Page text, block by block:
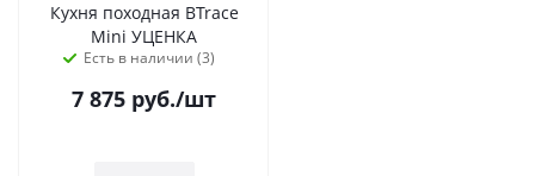
Кухня походная BTrace
Mini УЦЕНКА
Есть в наличии (3)
7 875 руб./шт